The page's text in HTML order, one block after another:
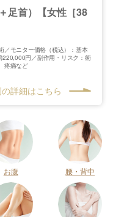
足首）【女性［38
／モニター価格（税込）：基本
円／副作用・リスク：術
疼痛など
詳細はこちら
お腹 腰・背中